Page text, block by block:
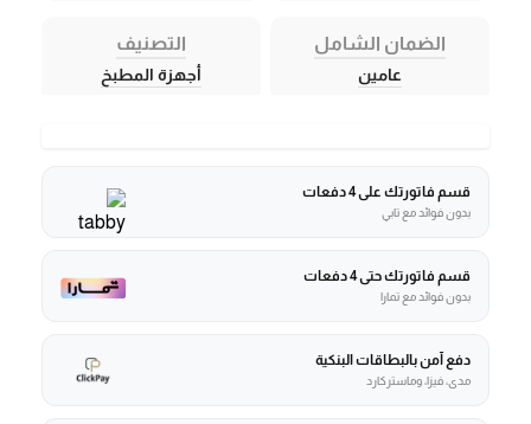
الضمان الشامل
عامين
التصنيف
أجهزة المطبخ
قسم فاتورتك على 4 دفعات
بدون فوائد مع تابي
قسم فاتورتك حتى 4 دفعات
بدون فوائد مع تمارا
دفع آمن بالبطاقات البنكية
مدى، فيزا، وماستركارد